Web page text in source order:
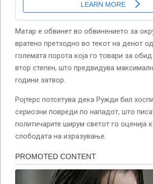
Матар е обвинет во обвинението за
вратено претходно во текот на денот
големата порота која го товари за
втор степен, што предвидува
години затвор.
Ројтерс потсетува дека Ружди бил
сериозни повреди по нападот, што
политичарите ширум светот го оценија
слободата на изразување.